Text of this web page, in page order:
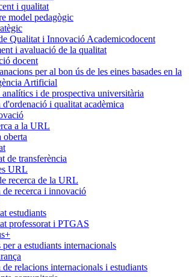
i qualitat
model pedagògic
Qualitat i Innovació Academicodocent
i avaluació de la qualitat
docent
per al bon ús de les eines basades en la
Artificial
analítics i de prospectiva universitària
i qualitat acadèmica
a la URL
oberta
de transferència
URL
recerca de la URL
recerca i innovació
estudiants
professorat i PTGAS
per a estudiants internacionals
relacions internacionals i estudiants